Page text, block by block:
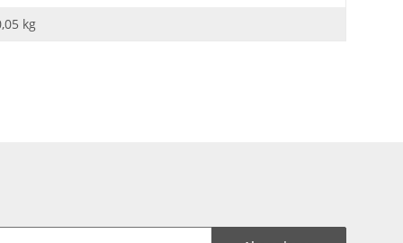
kg